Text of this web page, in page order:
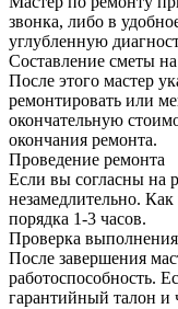
звонка, либо в
углубленную
Составление сметы
После этого мастер
ремонтировать или
окончательную
окончания ремонта.
Проведение ремонта
Если вы согласны на
незамедлительно.
порядка 1-3 часов.
Проверка
После завершения
работоспособность.
гарантийный талон и